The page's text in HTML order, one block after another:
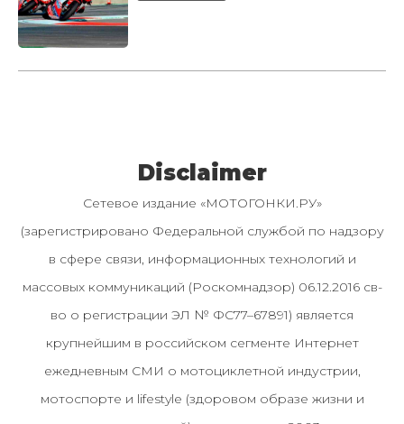
Disclaimer
Сетевое издание «МОТОГОНКИ.РУ»
(зарегистрировано Федеральной службой по надзору
в сфере связи, информационных технологий и
массовых коммуникаций (Роскомнадзор) 06.12.2016 св-
во о регистрации ЭЛ № ФС77–67891) является
крупнейшим в российском сегменте Интернет
ежедневным СМИ о мотоциклетной индустрии,
мотоспорте и lifestyle (здоровом образе жизни и